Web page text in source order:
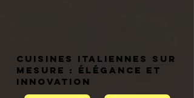
Cuisines italiennes sur
mesure : élégance et
innovation